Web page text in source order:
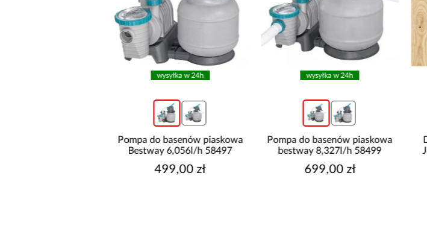
wysyłka w 24h
Pompa do basenów piaskowa
bestway 8,327l/h 58499
699,00 zł
Deska podłogowa Barlinek
Jesion Natur 14x180x1092
178,99 zł / m2